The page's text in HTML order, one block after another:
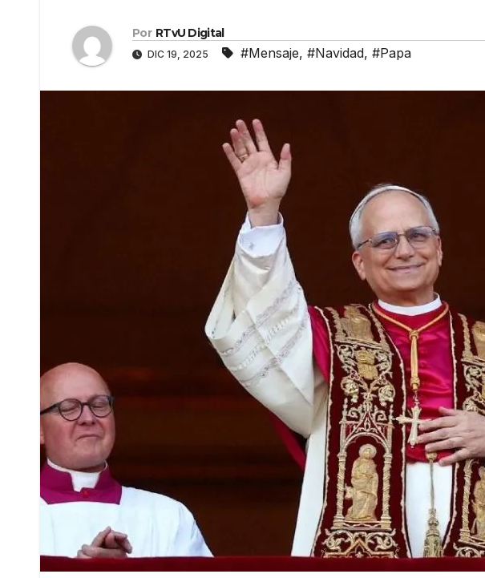
Por RTvU Digital
DIC 19, 2025 #Mensaje, #Navidad, #Papa